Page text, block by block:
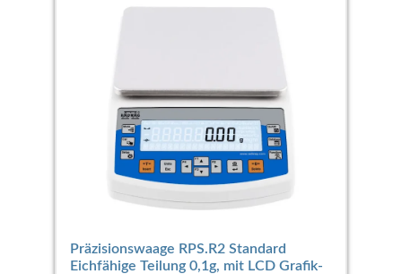
Präzisionswaage RPS.R2 Standard
Eichfähige Teilung 0,1g, mit LCD Grafik-